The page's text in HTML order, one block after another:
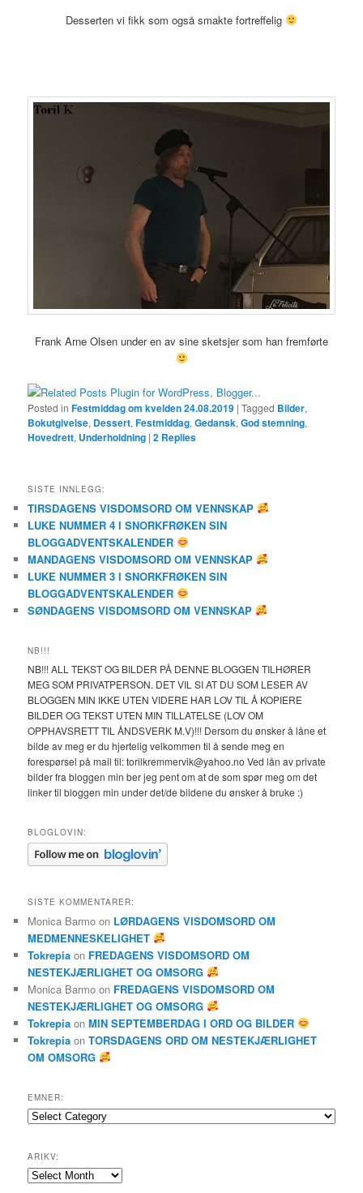
Desserten vi fikk som også smakte fortreffelig
Frank Arne Olsen under en av sine sketsjer som han fremførte
Posted in Festmiddag om kvelden 24.08.2019 |Tagged Bilder,
Bokutgivelse, Dessert,Festmiddag,Gedansk,God stemning,
Hovedrett, Underholdning |2 Replies
SISTE INNLEGG:
TIRSDAGENS VISDOMSORD OM VENNSKAP
LUKE NUMMER 4 I SNORKFRØKEN SIN
BLOGGADVENTSKALENDER
MANDAGENS VISDOMSORD OM VENNSKAP
LUKE NUMMER 3 I SNORKFRØKEN SIN
BLOGGADVENTSKALENDER
SØNDAGENS VISDOMSORD OM VENNSKAP
NB!!!
NB!!! ALL TEKST OG BILDER PÅ DENNE BLOGGEN TILHØRER
MEG SOM PRIVATPERSON. DET VIL SI AT DU SOM LESER AV
BLOGGEN MIN IKKE UTEN VIDERE HAR LOV TIL Å KOPIERE
BILDER OG TEKST UTEN MIN TILLATELSE (LOV OM
OPPHAVSRETT TIL ÅNDSVERK M.V)!!! Dersom du ønsker å låne et
bilde av meg er du hjertelig velkommen til å sende meg en
forespørsel på mail til: torilkremmervik@yahoo.no Ved lån av private
bilder fra bloggen min ber jeg pent om at de som spør meg om det
linker til bloggen min under det/de bildene du ønsker å bruke :)
BLOGLOVIN:
SISTE KOMMENTARER:
Monica Barmo on LØRDAGENS VISDOMSORD OM
MEDMENNESKELIGHET
Tokrepia on FREDAGENS VISDOMSORD OM
NESTEKJÆRLIGHET OG OMSORG
Monica Barmo on FREDAGENS VISDOMSORD OM
NESTEKJÆRLIGHET OG OMSORG
Tokrepia onMIN SEPTEMBERDAG I ORD OG BILDER
Tokrepia onTORSDAGENS ORD OM NESTEKJÆRLIGHET
OM OMSORG
EMNER:
Emner:
ARIKV:
Arikv: